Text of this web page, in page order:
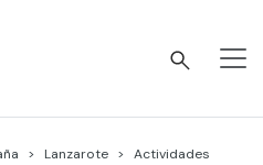
Lanzarote Actividades